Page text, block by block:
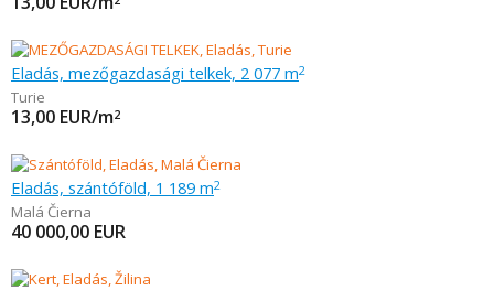
Eladás, mezőgazdasági telkek, 2 077 m2
Turie
13,00 EUR/m2
Eladás, szántóföld, 1 189 m2
Malá Čierna
40 000,00 EUR